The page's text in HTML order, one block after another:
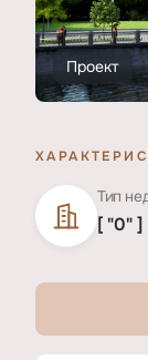
Проект
Тип
[ "0" ]